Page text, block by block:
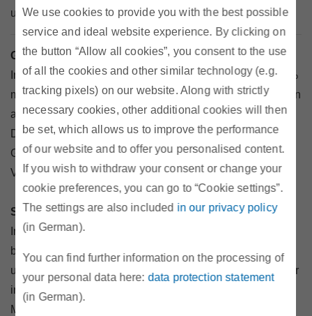
We use cookies to provide you with the best possible
service and ideal website experience. By clicking on
the button “Allow all cookies”, you consent to the use
of all the cookies and other similar technology (e.g.
tracking pixels) on our website. Along with strictly
necessary cookies, other additional cookies will then
be set, which allows us to improve the performance
of our website and to offer you personalised content.
If you wish to withdraw your consent or change your
cookie preferences, you can go to “Cookie settings”.
The settings are also included in our privacy policy
(in German).
You can find further information on the processing of
your personal data here:data protection statement
(in German).
unter dem Vorjahreswert.
Gasverbrauch im April gestiegen
Im April 2026 wurde mit 5,95 TWh um 0,3 TWh oder 5,4%
mehr Gas an die österreichischen Endkunden abgegeben
als im Vergleichsmonat des Vorjahres.
Die inländische Produktion (inkl. Einspeisung biogener
Gase) sank im Vergleich zum Berichtsmonat des
Vorjahres um 26,3% auf rund 0,33 TWh.
Speicherstand unter dem Vorjahreswert
Im April 2026 wurde mit rund 2,25 TWh um 1,33 TWh
bzw. 37,1% weniger Gas aus den Speichern entnommen
und mit rund 6,32 TWh um 1,27 TWh oder 16,8% weniger
in diese eingespeichert. Somit lag der Speicherinhalt am
Monatsende mit 39 TWh um etwa 8,6 TWh oder 18%